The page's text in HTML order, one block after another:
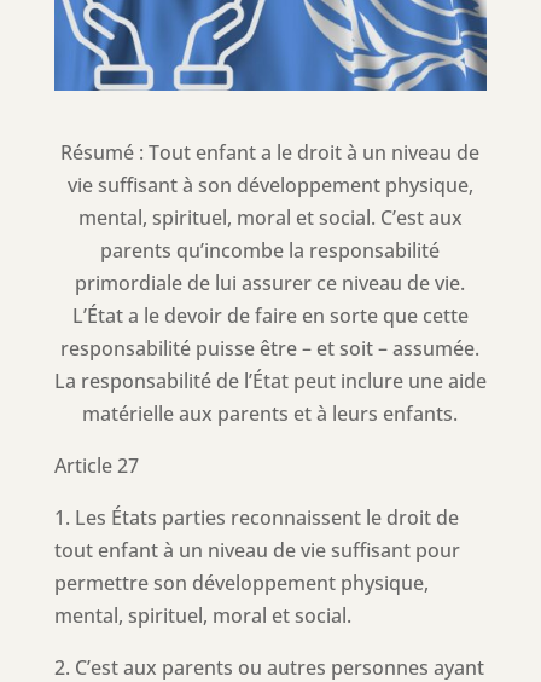
Résumé : Tout enfant a le droit à un niveau de
vie suffisant à son développement physique,
mental, spirituel, moral et social. C’est aux
parents qu’incombe la responsabilité
primordiale de lui assurer ce niveau de vie.
L’État a le devoir de faire en sorte que cette
responsabilité puisse être – et soit – assumée.
La responsabilité de l’État peut inclure une aide
matérielle aux parents et à leurs enfants.
Article 27
1. Les États parties reconnaissent le droit de
tout enfant à un niveau de vie suffisant pour
permettre son développement physique,
mental, spirituel, moral et social.
2. C’est aux parents ou autres personnes ayant